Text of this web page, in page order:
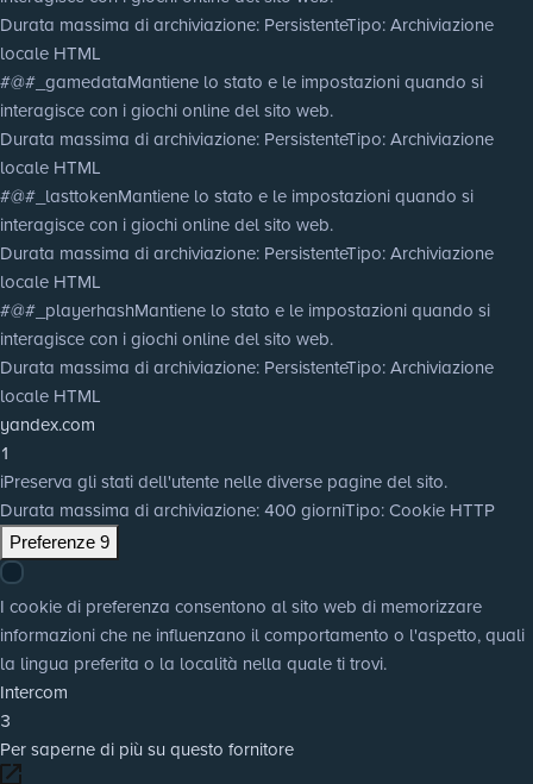
Durata massima di archiviazione: PersistenteTipo: Archiviazione
locale HTML
#@#_gamedataMantiene lo stato e le impostazioni quando si
interagisce con i giochi online del sito web.
Durata massima di archiviazione: PersistenteTipo: Archiviazione
locale HTML
#@#_lasttokenMantiene lo stato e le impostazioni quando si
interagisce con i giochi online del sito web.
Durata massima di archiviazione: PersistenteTipo: Archiviazione
locale HTML
#@#_playerhashMantiene lo stato e le impostazioni quando si
interagisce con i giochi online del sito web.
Durata massima di archiviazione: PersistenteTipo: Archiviazione
locale HTML
yandex.com
1
iPreserva gli stati dell'utente nelle diverse pagine del sito.
Durata massima di archiviazione: 400 giorniTipo: Cookie HTTP
Preferenze 9
I cookie di preferenza consentono al sito web di memorizzare
informazioni che ne influenzano il comportamento o l'aspetto, quali
la lingua preferita o la località nella quale ti trovi.
Intercom
3
Per saperne di più su questo fornitore